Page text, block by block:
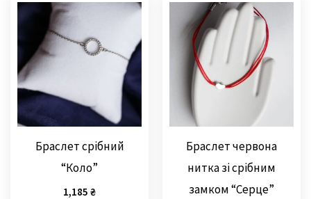
Браслет срібний
“Коло”
1,185 ₴
Браслет червона
нитка зі срібним
замком “Серце”